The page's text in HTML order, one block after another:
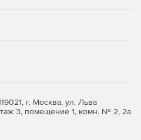
г. Москва, ул. Льва
3, помещение 1, комн. № 2, 2а